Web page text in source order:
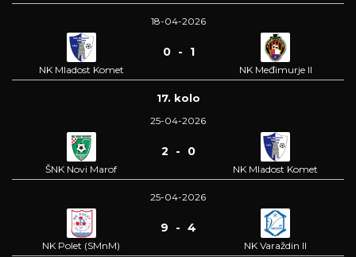
18-04-2026
NK Mladost Komet
0 - 1
NK Međimurje II
17. kolo
25-04-2026
ŠNK Novi Marof
2 - 0
NK Mladost Komet
25-04-2026
NK Polet (SMnM)
9 - 4
NK Varaždin II